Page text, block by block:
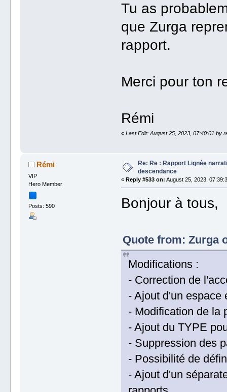
Tu as
que Zurga
rapport.
Merci pour ton
Rémi
«Last Edit: August 25, 2023, 07:40:01 by
Rémi
VIP
Hero Member
Posts: 590
Re: Re : Rapport Lignée
descendance
« Reply #533 on: August 25, 2023,
Bonjour à tous,
Quote from: Zurga
Modifications :
- Correction de
- Ajout d'un espace
- Modification de la
- Ajout du TYPE
- Suppression des
- Possibilité de
- Ajout d'un